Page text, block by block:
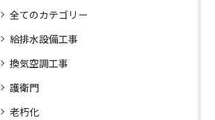
全てのカテゴリー
給排水設備工事
換気空調工事
護衛門
老朽化